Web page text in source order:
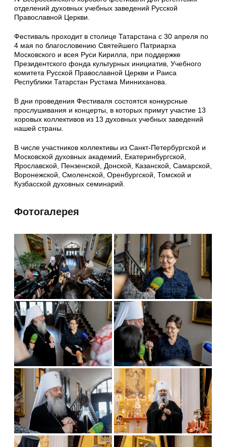
отделений духовных учебных заведений Русской
Православной Церкви.
Фестиваль проходит в столице Татарстана с 30 апреля по
4 мая по благословению Святейшего Патриарха
Московского и всея Руси Кирилла, при поддержке
Президентского фонда культурных инициатив, Учебного
комитета Русской Православной Церкви и Раиса
Республики Татарстан Рустама Минниханова.
В дни проведения Фестиваля состоятся конкурсные
прослушивания и концерты, в которых примут участие 13
хоровых коллективов из 13 духовных учебных заведений
нашей страны.
В числе участников коллективы из Санкт-Петербургской и
Московской духовных академий, Екатеринбургской,
Ярославской, Пензенской, Донской, Казанской, Самарской,
Воронежской, Смоленской, Оренбургской, Томской и
Кузбасской духовных семинарий.
Фотогалерея